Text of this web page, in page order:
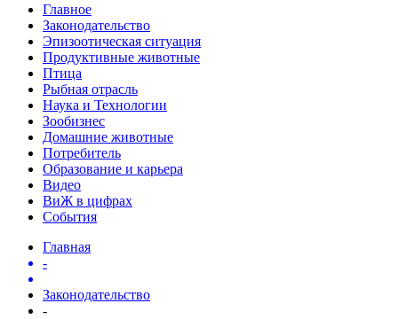
Главное
Законодательство
Эпизоотическая ситуация
Продуктивные животные
Птица
Рыбная отрасль
Наука и Технологии
Зообизнес
Домашние животные
Потребитель
Образование и карьера
Видео
ВиЖ в цифрах
События
Главная
-
Законодательство
-